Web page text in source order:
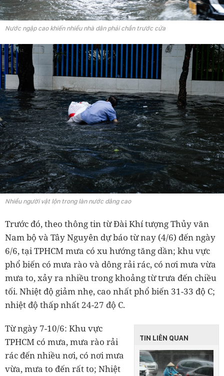
Nước ngập cao khiến nhiều nhà dân phải chắn trước cửa
Nhiều người vật lộn trong làn nước dâng cao
Trước đó, theo thông tin từ Đài Khí tượng Thủy văn
Nam bộ và Tây Nguyên dự báo từ nay (4/6) đến ngày
6/6, tại TPHCM mưa có xu hướng tăng dần; khu vực
phổ biến có mưa rào và dông rải rác, có nơi mưa vừa
mưa to, xảy ra nhiều trong khoảng từ trưa đến chiều
tối. Nhiệt độ giảm nhẹ, cao nhất phổ biến 31-33 độ C;
nhiệt độ thấp nhất 24-27 độ C.
TIN LIÊN QUAN
Từ ngày 7-10/6: Khu vực
TPHCM có mưa, mưa rào rải
rác đến nhiều nơi, có nơi mưa
vừa, mưa to đến rất to; Nhiệt